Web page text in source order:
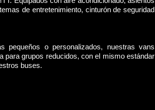
de entretenimiento, cinturón de seguridad
pequeños o personalizados, nuestras vans
para grupos reducidos, con el mismo estándar
buses.